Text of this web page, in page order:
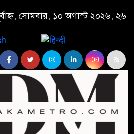
সোমবার, ১০ অগাস্ট ২০২৬, ২৬